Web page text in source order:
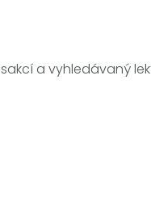
a vyhledávaný